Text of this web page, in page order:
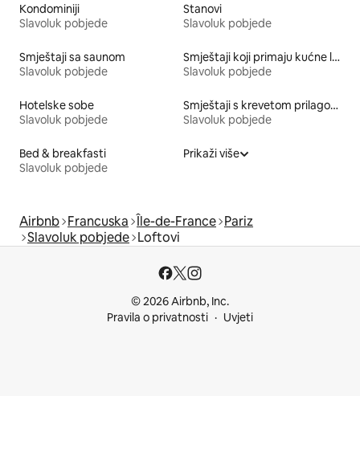
Kondominiji
Slavoluk pobjede
Stanovi
Slavoluk pobjede
Smještaji sa saunom
Slavoluk pobjede
Smještaji koji primaju kućne ljubimce
Slavoluk pobjede
Hotelske sobe
Slavoluk pobjede
Smještaji s krevetom prilagođene visine
Slavoluk pobjede
Bed & breakfasti
Slavoluk pobjede
Prikaži više
Airbnb Francuska Île-de-France Pariz
Slavoluk pobjede Loftovi
© 2026 Airbnb, Inc.
Pravila o privatnosti
Uvjeti